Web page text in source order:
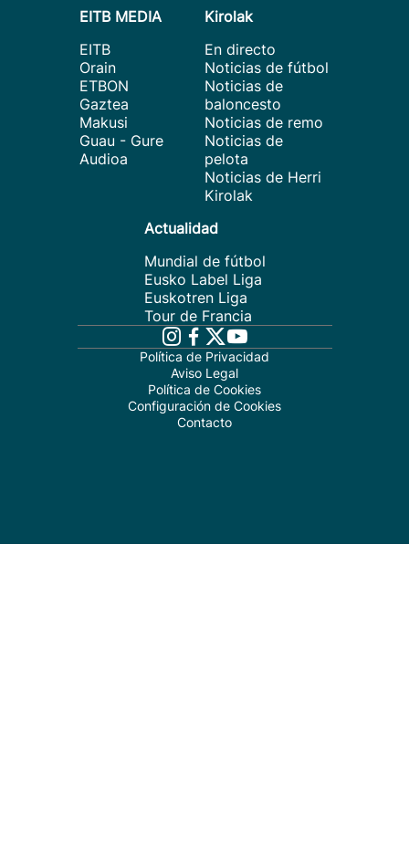
EITB MEDIA
EITB
Orain
ETBON
Gaztea
Makusi
Guau - Gure
Audioa
Kirolak
En directo
Noticias de fútbol
Noticias de
baloncesto
Noticias de remo
Noticias de
pelota
Noticias de Herri
Kirolak
Actualidad
Mundial de fútbol
Eusko Label Liga
Euskotren Liga
Tour de Francia
Política de Privacidad
Aviso Legal
Política de Cookies
Configuración de Cookies
Contacto